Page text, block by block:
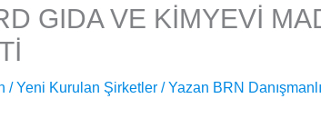
GIDA VE KİMYEVİ
/Yeni Kurulan Şirketler/ Yazan BRN